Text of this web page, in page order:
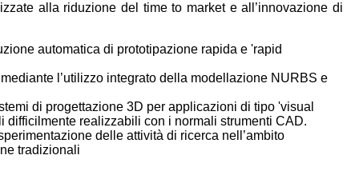
alla riduzione del time to market e all’innovazione di
automatica di prototipazione rapida e 'rapid
l’utilizzo integrato della modellazione NURBS e
di progettazione 3D per applicazioni di tipo 'visual
realizzabili con i normali strumenti CAD.
delle attività di ricerca nell’ambito
tradizionali